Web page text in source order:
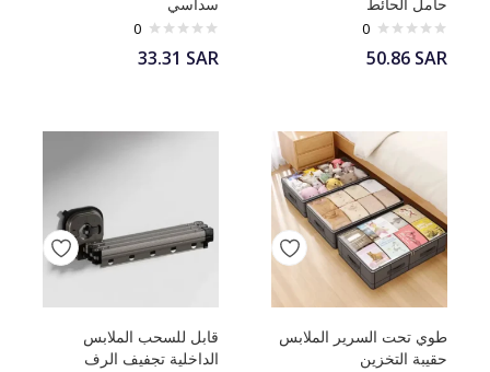
0
50.86 SAR
0
33.31 SAR
طوي تحت السرير الملابس
حقيبة التخزين
قابل للسحب الملابس
الداخلية تجفيف الرف